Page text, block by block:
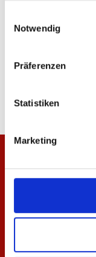
Notwendig
Präferenzen
Statistiken
Marketing